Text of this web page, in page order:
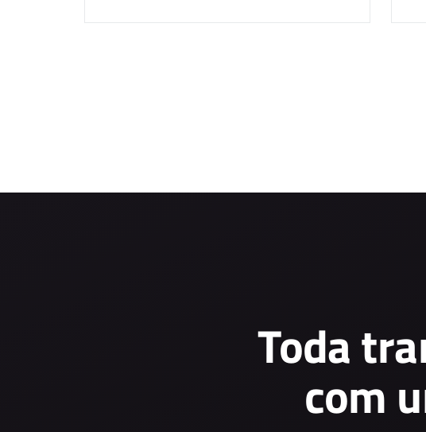
Toda
com